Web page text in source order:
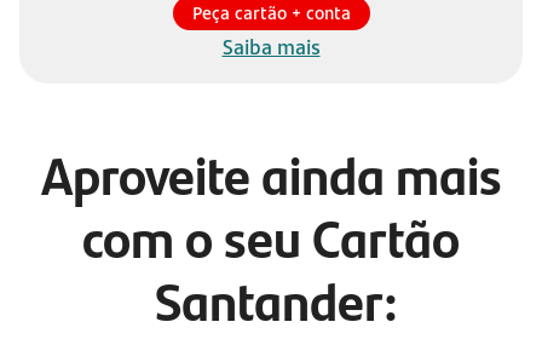
Peça cartão + conta
Saiba mais
Aproveite ainda mais
com o seu Cartão
Santander: